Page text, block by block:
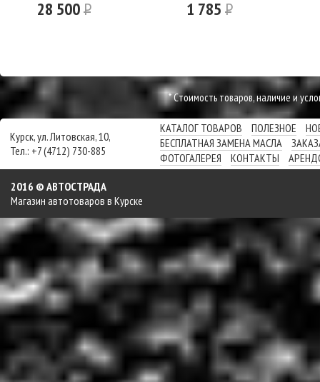
28 500Р 1 785Р
* Cтоимость товаров, наличие и
Курск, ул. Литовская, 10,
Тел.: +7 (4712) 730-885
КАТАЛОГ ТОВАРОВ ПОЛЕЗНОЕ
БЕСПЛАТНАЯ ЗАМЕНА МАСЛА
ФОТОГАЛЕРЕЯ
КОНТАКТЫ
2016 © АВТОСТРАДА
Магазин автотоваров в Курске